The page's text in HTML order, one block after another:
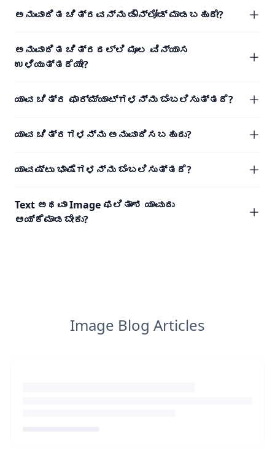
ಅನುವಾದಿತ ಚಿತ್ರವನ್ನು ಡೌನ್‌ಲೋಡ್ ಮಾಡಬಹುದೇ?
ಅನುವಾದಿತ ಚಿತ್ರದಲ್ಲಿ ಮೂಲ ವಿನ್ಯಾಸ
ಉಳಿಯುತ್ತದೆಯೇ?
ಯಾವ ಚಿತ್ರ ಫಾರ್ಮ್ಯಾಟ್‌ಗಳನ್ನು ಬೆಂಬಲಿಸುತ್ತದೆ?
ಯಾವ ಚಿತ್ರಗಳನ್ನು ಅನುವಾದಿಸಬಹುದು?
ಯಾವಷ್ಟು ಭಾಷೆಗಳನ್ನು ಬೆಂಬಲಿಸುತ್ತದೆ?
Text ಅಥವಾ Image ಫಲಿತಾಂಶ ಯಾವುದು
ಆಯ್ಕೆಮಾಡಬೇಕು?
Image Blog Articles